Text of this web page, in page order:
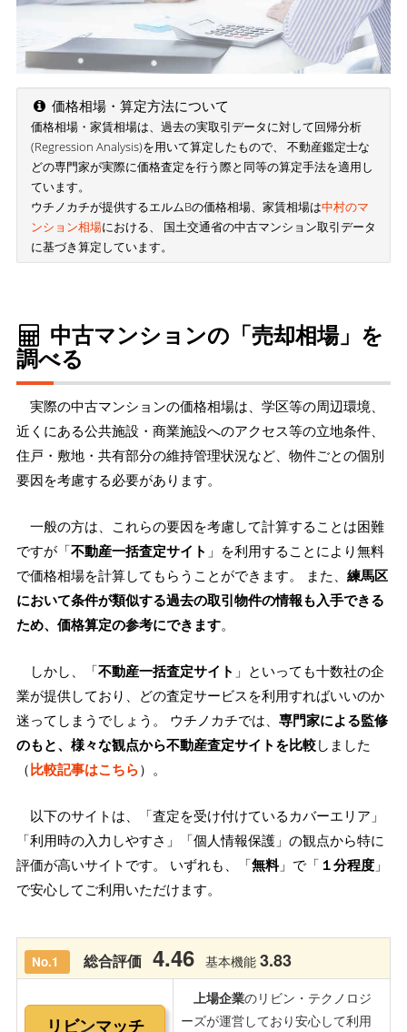
価格相場・算定方法について
価格相場・家賃相場は、過去の実取引データに対して回帰分析
(Regression Analysis)を用いて算定したもので、 不動産鑑定士な
どの専門家が実際に価格査定を行う際と同等の算定手法を適用し
ています。
ウチノカチが提供するエルムBの価格相場、家賃相場は中村のマ
ンション相場における、 国土交通省の中古マンション取引データ
に基づき算定しています。
中古マンションの「売却相場」を
調べる
実際の中古マンションの価格相場は、学区等の周辺環境、
近くにある公共施設・商業施設へのアクセス等の立地条件、
住戸・敷地・共有部分の維持管理状況など、物件ごとの個別
要因を考慮する必要があります。
一般の方は、これらの要因を考慮して計算することは困難
ですが「不動産一括査定サイト 」を利用することにより無料
で価格相場を計算してもらうことができます。 また、 練馬区
において条件が類似する過去の取引物件の情報も入手できる
ため、価格算定の参考にできます。
しかし、「不動産一括査定サイト 」といっても十数社の企
業が提供しており、どの査定サービスを利用すればいいのか
迷ってしまうでしょう。 ウチノカチでは、 専門家による監修
のもと、様々な観点から不動産査定サイトを比較しました
（比較記事はこちら）。
以下のサイトは、「査定を受け付けているカバーエリア」
「利用時の入力しやすさ」「個人情報保護」の観点から特に
評価が高いサイトです。 いずれも、「無料」で「 １分程度 」
で安心してご利用いただけます。